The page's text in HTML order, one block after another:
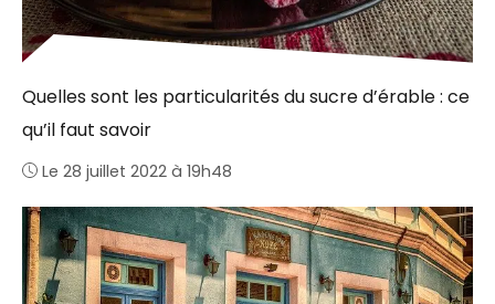
Quelles sont les particularités du sucre d’érable : ce
qu’il faut savoir
Le 28 juillet 2022 à 19h48